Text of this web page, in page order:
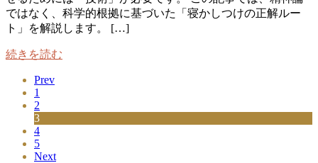
ではなく、科学的根拠に基づいた「寝かしつけの正解ルー
ト」を解説します。 […]
続きを読む
Prev
1
2
3
4
5
Next